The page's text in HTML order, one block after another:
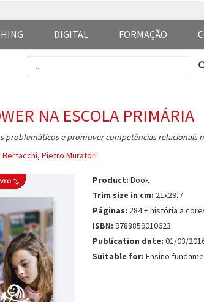
FORMAÇÃO
DIGITAL
NA ESCOLA PRIMÁRIA
problemáticos e promover competências relacionais
Bertacchi, Pietro Muratori
Product: Book
Trim size in cm: 21x29,7
Páginas: 284 + história a
ISBN: 9788859010623
Publication date: 01/03/
Suitable for: Ensino